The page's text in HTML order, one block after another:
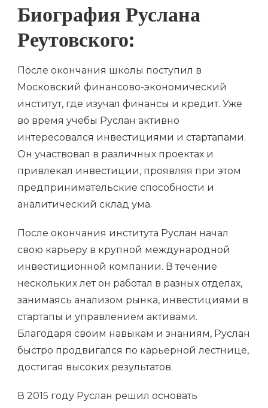
Биография Руслана
Реутовского:
После окончания школы поступил в
Московский финансово-экономический
институт, где изучал финансы и кредит. Уже
во время учебы Руслан активно
интересовался инвестициями и стартапами.
Он участвовал в различных проектах и
привлекал инвестиции, проявляя при этом
предпринимательские способности и
аналитический склад ума.
После окончания института Руслан начал
свою карьеру в крупной международной
инвестиционной компании. В течение
нескольких лет он работал в разных отделах,
занимаясь анализом рынка, инвестициями в
стартапы и управлением активами.
Благодаря своим навыкам и знаниям, Руслан
быстро продвигался по карьерной лестнице,
достигая высоких результатов.
В 2015 году Руслан решил основать